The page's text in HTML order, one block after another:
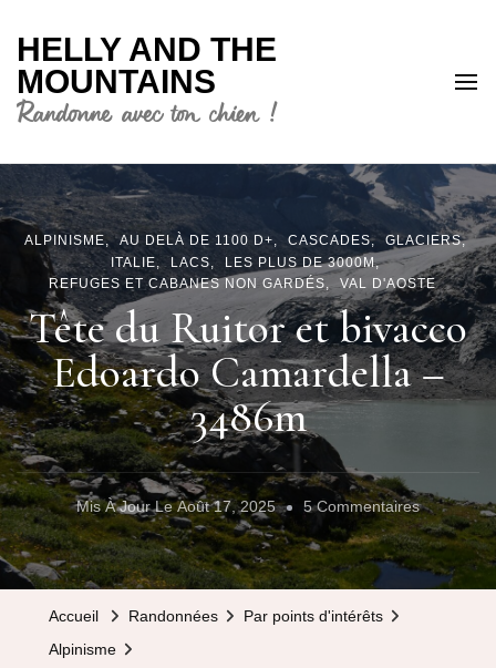
HELLY AND THE
MOUNTAINS
Randonne avec ton chien !
ALPINISME AU DELÀ DE 1100 D+ CASCADES
GLACIERS
ITALIE
LACS
LES PLUS DE 3000M
REFUGES ET CABANES NON GARDÉS
VAL D'AOSTE
Tête du Ruitor et bivacco
Edoardo Camardella –
3486m
Mis À Jour LeAoût 17, 2025 5 CommentairesSur
Tête
Du
Accueil Randonnées
Par points d'intérêts
Alpinisme